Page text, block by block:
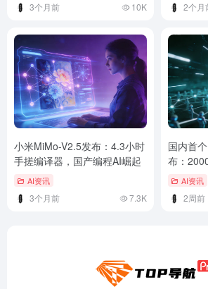
3个月前 10K 2个月
小米MiMo-V2.5发布：4.3小时
手搓编译器，国产编程AI崛起
AI资讯
3个月前 7.3K
国内首
布：
“数字身份
AI资讯
2周前